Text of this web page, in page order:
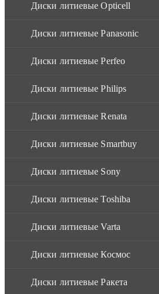
Диски литиевые Opticell
Диски литиевые Panasonic
Диски литиевые Perfeo
Диски литиевые Philips
Диски литиевые Renata
Диски литиевые Smartbuy
Диски литиевые Sony
Диски литиевые Toshiba
Диски литиевые Varta
Диски литиевые Космос
Диски литиевые Ракета